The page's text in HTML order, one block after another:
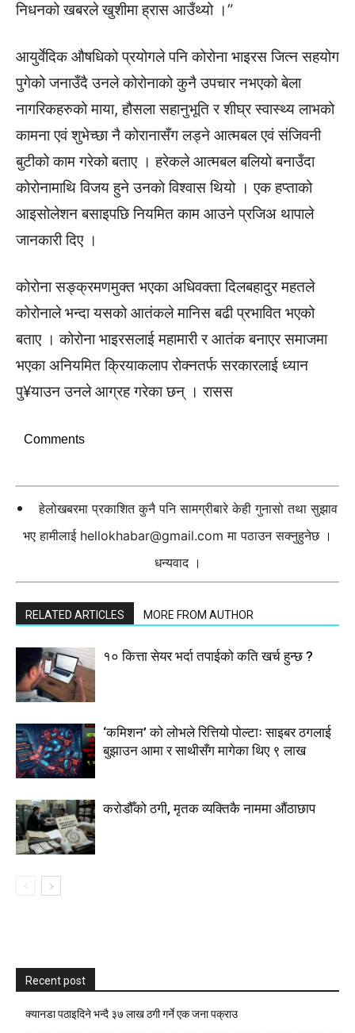
निधनको खबरले खुशीमा ह्रास आउँथ्यो ।”
आयुर्वेदिक औषधिको प्रयोगले पनि कोरोना भाइरस जित्न सहयोग
पुगेको जनाउँदै उनले कोरोनाको कुनै उपचार नभएको बेला
नागरिकहरुको माया, हौसला सहानुभूति र शीघ्र स्वास्थ्य लाभको
कामना एवं शुभेच्छा नै कोरानासँग लड्ने आत्मबल एवं संजिवनी
बुटीको काम गरेको बताए । हरेकले आत्मबल बलियो बनाउँदा
कोरोनामाथि विजय हुने उनकाे विश्वास थियो । एक हप्ताको
आइसोलेशन बसाइपछि नियमित काम आउने प्रजिअ थापाले
जानकारी दिए ।
कोरोना सङ्क्रमणमुक्त भएका अधिवक्ता दिलबहादुर महतले
कोरोनाले भन्दा यसको आतंकले मानिस बढी प्रभावित भएको
बताए । कोरोना भाइरसलाई महामारी र आतंक बनाएर समाजमा
भएका अनियमित क्रियाकलाप रोक्नतर्फ सरकारलाई ध्यान
पु¥याउन उनले आग्रह गरेका छन् । रासस
Comments
हेलोखबरमा प्रकाशित कुनै पनि सामग्रीबारे केही गुनासो तथा सुझाव
भए हामीलाई hellokhabar@gmail.com मा पठाउन सक्नुहुनेछ ।
धन्यवाद ।
RELATED ARTICLES MORE FROM AUTHOR
१० कित्ता सेयर भर्दा तपाईको कति खर्च हुन्छ ?
‘कमिशन’ को लोभले रित्तियो पोल्टाः साइबर ठगलाई
बुझाउन आमा र साथीसँग मागेका थिए ९ लाख
करोडौँको ठगी, मृतक व्यक्तिकै नाममा औंठाछाप
Recent post
क्यानडा पठाइदिने भन्दै ३७ लाख ठगी गर्ने एक जना पक्राउ